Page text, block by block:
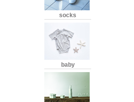
socks
baby